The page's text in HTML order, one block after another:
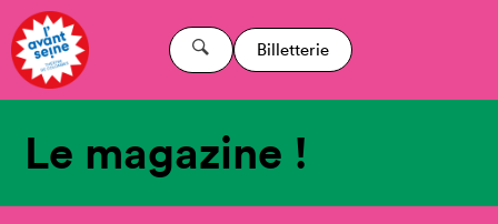
Billetterie
Le magazine !